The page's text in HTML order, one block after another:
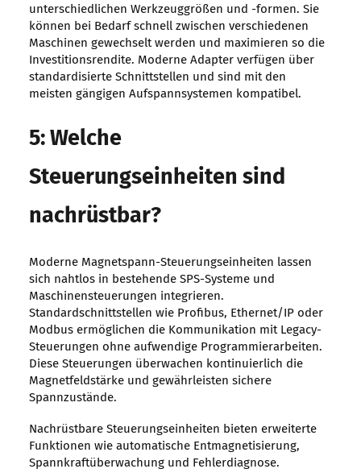
unterschiedlichen Werkzeuggrößen und -formen. Sie
können bei Bedarf schnell zwischen verschiedenen
Maschinen gewechselt werden und maximieren so die
Investitionsrendite. Moderne Adapter verfügen über
standardisierte Schnittstellen und sind mit den
meisten gängigen Aufspannsystemen kompatibel.
5: Welche
Steuerungseinheiten sind
nachrüstbar?
Moderne Magnetspann-Steuerungseinheiten lassen
sich nahtlos in bestehende SPS-Systeme und
Maschinensteuerungen integrieren.
Standardschnittstellen wie Profibus, Ethernet/IP oder
Modbus ermöglichen die Kommunikation mit Legacy-
Steuerungen ohne aufwendige Programmierarbeiten.
Diese Steuerungen überwachen kontinuierlich die
Magnetfeldstärke und gewährleisten sichere
Spannzustände.
Nachrüstbare Steuerungseinheiten bieten erweiterte
Funktionen wie automatische Entmagnetisierung,
Spannkraftüberwachung und Fehlerdiagnose.